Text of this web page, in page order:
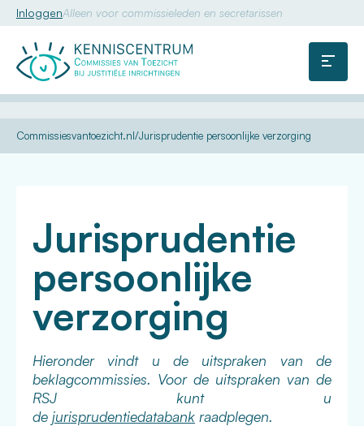
Commissie
Menu
InloggenAlleen voor commissieleden en secretarissen
U
hier:
Commissiesvantoezicht.nl
Kennis
Dossiers
Zorgplicht
Persoonlijke
Jurisprudentie persoonlijke verzorging
Jurisprudentie
persoonlijke
verzorging
Hieronder vindt u de uitspraken van de
beklagcommissies. Voor de uitspraken van de
RSJ kunt u
de jurisprudentiedatabank raadplegen.